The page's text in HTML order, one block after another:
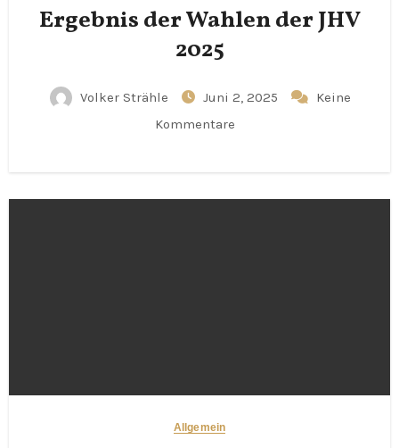
Ergebnis der Wahlen der JHV
2025
Volker Strähle Juni 2, 2025
Keine
Kommentare
Allgemein